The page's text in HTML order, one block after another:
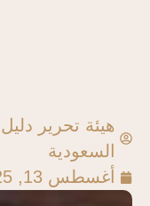
هيئة تحرير
السعودية
أغسطس 13, 2025